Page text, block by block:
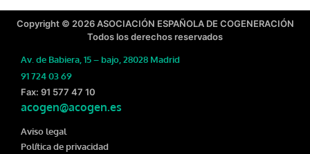
Copyright © 2026 ASOCIACIÓN ESPAÑOLA DE COGENERACIÓN
Todos los derechos reservados
Av. de Babiera, 15 – bajo, 28028 Madrid
91 724 03 69
Fax: 91 577 47 10
acogen@acogen.es
Aviso legal
Política de privacidad